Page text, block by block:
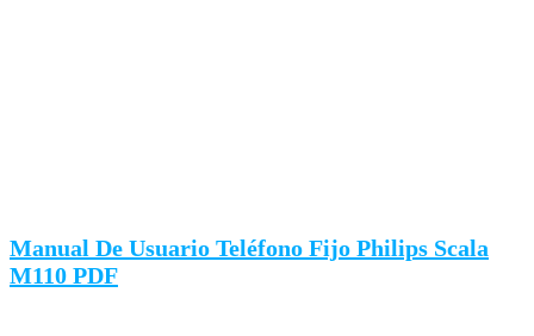
Manual De Usuario Teléfono Fijo Philips Scala
M110 PDF